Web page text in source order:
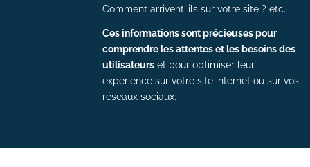
Comment arrivent-ils sur votre site ? etc.
Ces informations sont précieuses pour
comprendre les attentes et les besoins des
utilisateurs et pour optimiser leur
expérience sur votre site internet ou sur vos
réseaux sociaux.